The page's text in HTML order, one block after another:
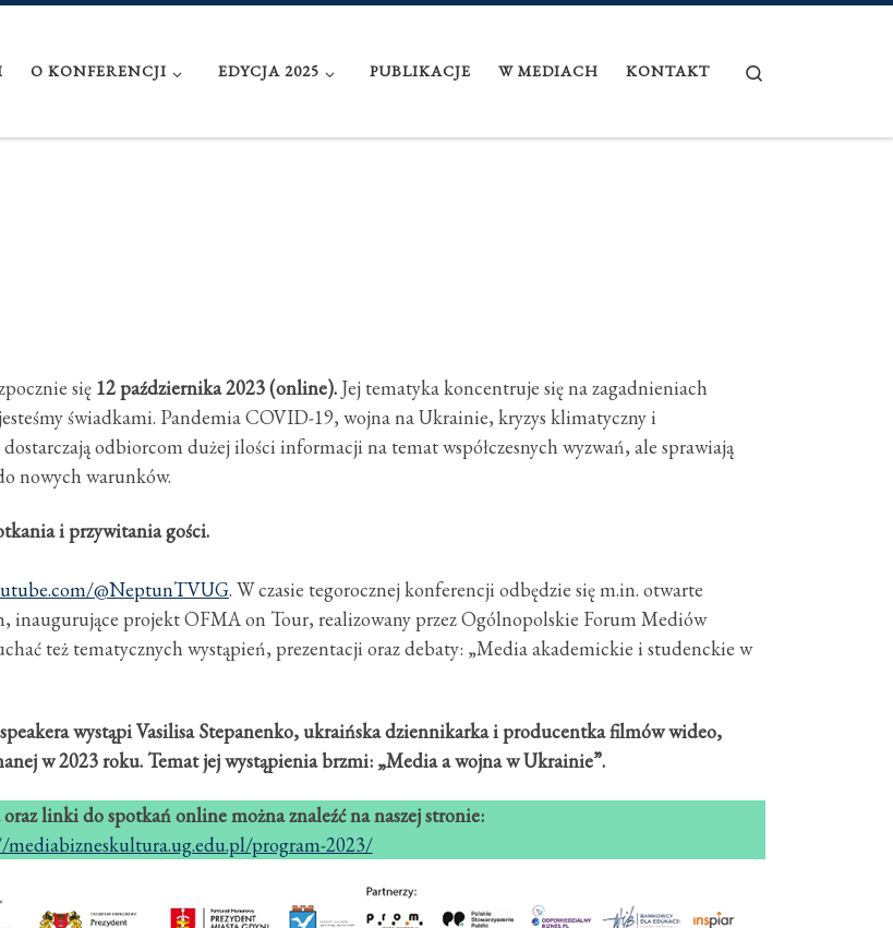
O KONFERENCJI EDYCJA 2025 PUBLIKACJE W MEDIACH KONTAKT
się 12 października 2023 (online). Jej tematyka koncentruje się na zagadnieniach
świadkami. Pandemia COVID-19, wojna na Ukrainie, kryzys klimatyczny i
odbiorcom dużej ilości informacji na temat współczesnych wyzwań, ale sprawiają
nowych warunków.
i przywitania gości.
@NeptunTVUG. W czasie tegorocznej konferencji odbędzie się m.in. otwarte
projekt OFMA on Tour, realizowany przez Ogólnopolskie Forum Mediów
też tematycznych wystąpień, prezentacji oraz debaty: „Media akademickie i studenckie w
wystąpi Vasilisa Stepanenko, ukraińska dziennikarka i producentka filmów wideo,
w 2023 roku. Temat jej wystąpienia brzmi: „Media a wojna w Ukrainie”.
linki do spotkań online można znaleźć na naszej stronie:
program-2023/